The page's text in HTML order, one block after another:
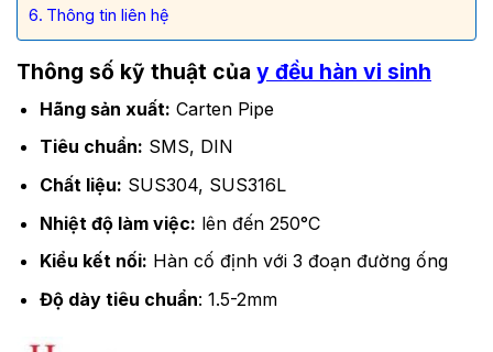
Thông tin liên hệ
Thông số kỹ thuật của y đều hàn vi sinh
Hãng sản xuất: Carten Pipe
Tiêu chuẩn: SMS, DIN
Chất liệu: SUS304, SUS316L
Nhiệt độ làm việc: lên đến 250°C
Kiểu kết nối: Hàn cố định với 3 đoạn đường ống
Độ dày tiêu chuẩn: 1.5-2mm